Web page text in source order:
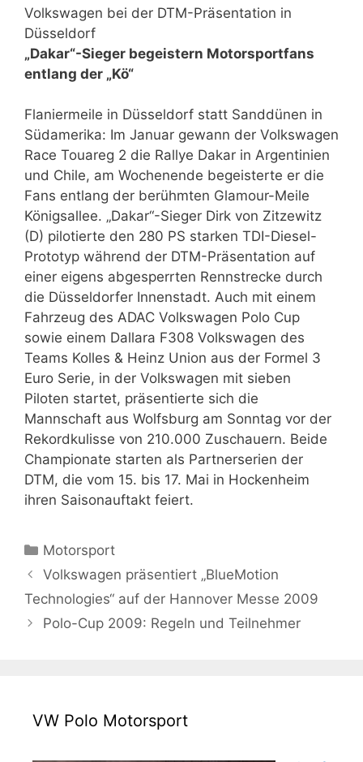
Volkswagen bei der DTM-Präsentation in
Düsseldorf
„Dakar“-Sieger begeistern Motorsportfans
entlang der „Kö“
Flaniermeile in Düsseldorf statt Sanddünen in
Südamerika: Im Januar gewann der Volkswagen
Race Touareg 2 die Rallye Dakar in Argentinien
und Chile, am Wochenende begeisterte er die
Fans entlang der berühmten Glamour-Meile
Königsallee. „Dakar“-Sieger Dirk von Zitzewitz
(D) pilotierte den 280 PS starken TDI-Diesel-
Prototyp während der DTM-Präsentation auf
einer eigens abgesperrten Rennstrecke durch
die Düsseldorfer Innenstadt. Auch mit einem
Fahrzeug des ADAC Volkswagen Polo Cup
sowie einem Dallara F308 Volkswagen des
Teams Kolles & Heinz Union aus der Formel 3
Euro Serie, in der Volkswagen mit sieben
Piloten startet, präsentierte sich die
Mannschaft aus Wolfsburg am Sonntag vor der
Rekordkulisse von 210.000 Zuschauern. Beide
Championate starten als Partnerserien der
DTM, die vom 15. bis 17. Mai in Hockenheim
ihren Saisonauftakt feiert.
Kategorien
Motorsport
Volkswagen präsentiert „BlueMotion
Technologies“ auf der Hannover Messe 2009
Polo-Cup 2009: Regeln und Teilnehmer
VW Polo Motorsport